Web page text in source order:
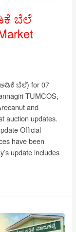
ಬೆಲೆ
ಬೆಲೆ) for 07
TUMCOS,
and
auction updates.
Official
have been
update includes